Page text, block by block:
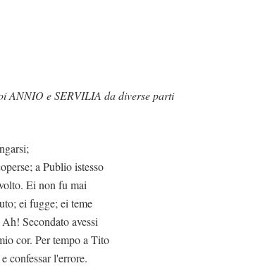
ANNIO e SERVILIA da diverse parti
a Publio istesso
Ei non fu mai
ei fugge; ei teme
Secondato avessi
cor. Per tempo a Tito
confessar l'errore.